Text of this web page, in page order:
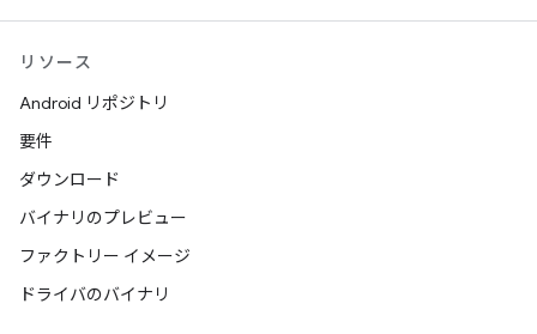
リソース
Android リポジトリ
要件
ダウンロード
バイナリのプレビュー
ファクトリー イメージ
ドライバのバイナリ